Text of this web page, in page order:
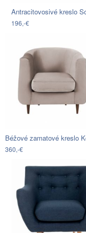
196,-€
360,-€